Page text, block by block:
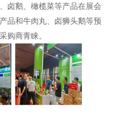
卤鹅、橄榄菜等产品在展会
品和牛肉丸、卤狮头鹅等预
购商青睐。